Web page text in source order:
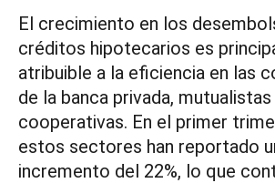
El crecimiento en los
créditos hipotecarios es
atribuible a la eficiencia en las
de la banca privada, mutualistas
cooperativas. En el primer
estos sectores han reportado
incremento del 22%, lo que